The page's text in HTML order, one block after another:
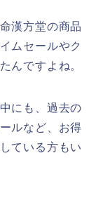
漢方堂の商品
ムセールやク
んですよね。
にも、過去の
ルなど、お得
ている方もい